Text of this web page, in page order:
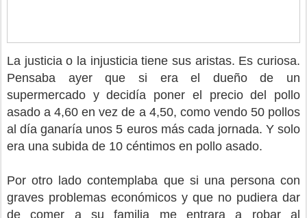
La justicia o la injusticia tiene sus aristas. Es curiosa.
Pensaba ayer que si era el dueño de un
supermercado y decidía poner el precio del pollo
asado a 4,60 en vez de a 4,50, como vendo 50 pollos
al día ganaría unos 5 euros más cada jornada. Y solo
era una subida de 10 céntimos en pollo asado.
Por otro lado contemplaba que si una persona con
graves problemas económicos y que no pudiera dar
de comer a su familia me entrara a robar al